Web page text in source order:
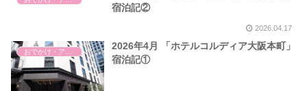
宿泊記②
2026.04.17
おでかけ・アウトドア・旅行
2026年4月 「ホテルコルディア大阪本町」
宿泊記①